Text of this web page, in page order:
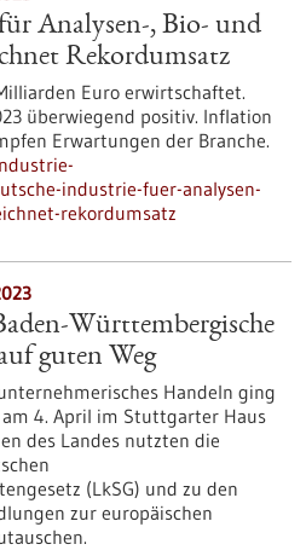
Analysen-, Bio- und
Rekordumsatz
Euro erwirtschaftet.
überwiegend positiv. Inflation
Erwartungen der Branche.
industrie-fuer-analysen-
rekordumsatz
Württembergische
guten Weg
Handeln ging
4. April im Stuttgarter Haus
des Landes nutzten die
(LkSG) und zu den
zur europäischen